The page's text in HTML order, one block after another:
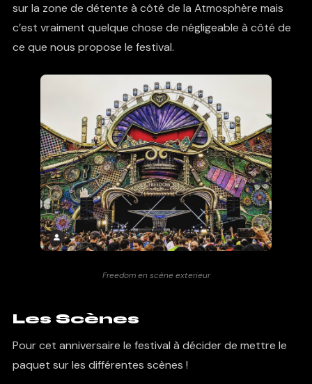
sur la zone de détente à côté de la Atmosphère mais
c’est vraiment quelque chose de négligeable à côté de
ce que nous propose le festival.
Freedom en scène exterieur
Les Scènes
Pour cet anniversaire le festival à décider de mettre le
paquet sur les différentes scènes !